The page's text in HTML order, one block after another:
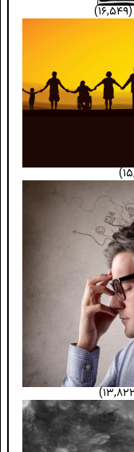
(۱۶,۵۴۹)